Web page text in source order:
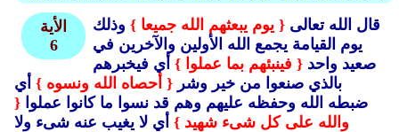
الأية
6
قال الله تعالى { يوم يبعثهم الله جميعا } وذلك
يوم القيامة يجمع الله الأولين والآخرين في
صعيد واحد { فينبئهم بما عملوا } أي فيخبرهم
بالذي صنعوا من خير وشر { أحصاه الله ونسوه } أي
ضبطه الله وحفظه عليهم وهم قد نسوا ما كانوا عملوا {
والله على كل شىء شهيد } أي لا يغيب عنه شىء ولا